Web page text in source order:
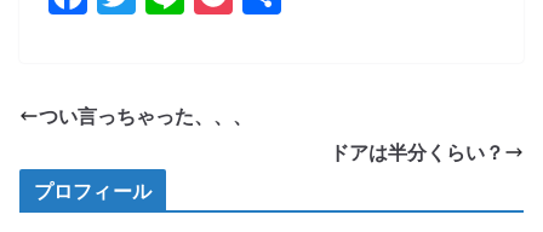
e
o
er et
つい言っちゃった、、、
ドアは半分くらい？
プロフィール